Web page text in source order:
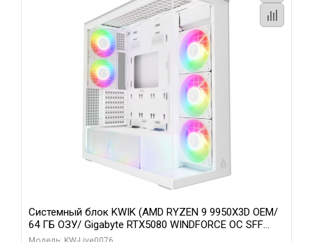
Системный блок KWIK (AMD RYZEN 9 9950X3D OEM/
64 ГБ ОЗУ/ Gigabyte RTX5080 WINDFORCE OC SFF
16GB GDDR7 256bit / 960 ГБ SSD)